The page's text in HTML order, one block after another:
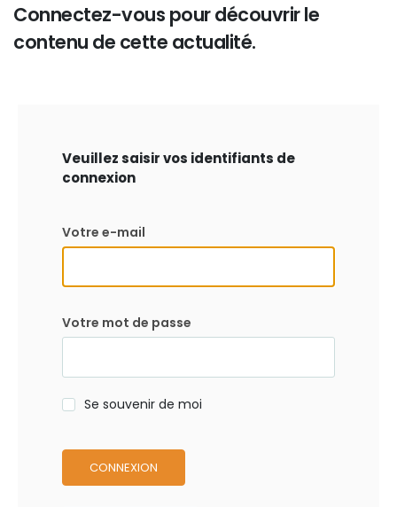
Connectez-vous pour découvrir le
contenu de cette actualité.
Veuillez saisir vos identifiants de
connexion
Votre e-mail
Votre mot de passe
Se souvenir de moi
CONNEXION